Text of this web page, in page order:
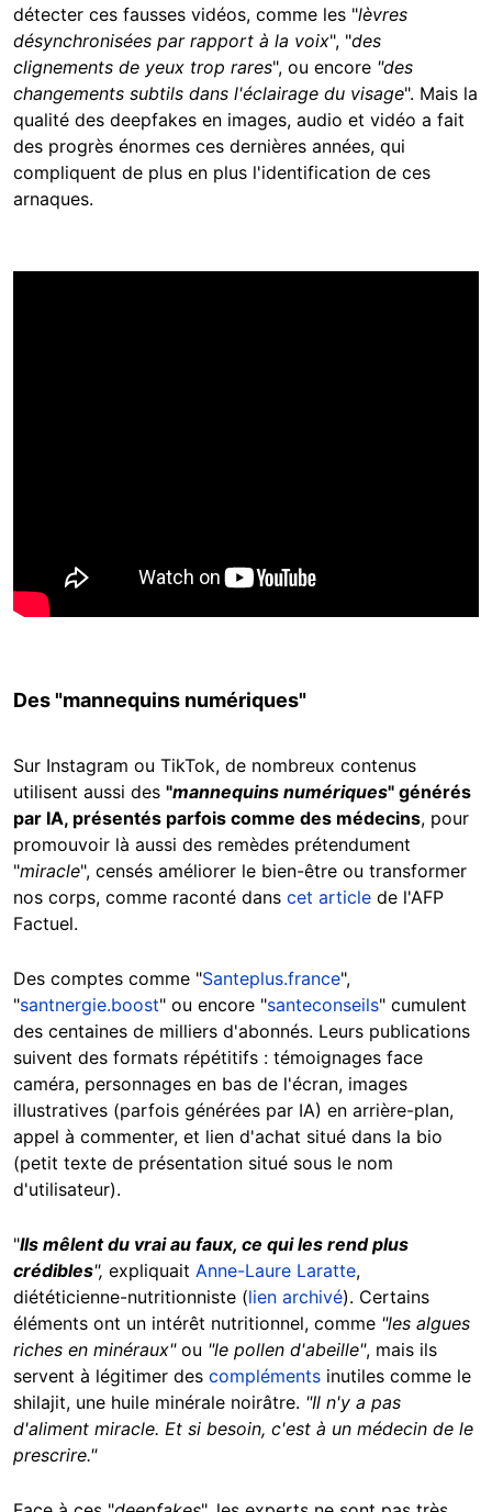
détecter ces fausses vidéos, comme les "lèvres
désynchronisées par rapport à la voix", "des
clignements de yeux trop rares", ou encore "des
changements subtils dans l'éclairage du visage". Mais la
qualité des deepfakes en images, audio et vidéo a fait
des progrès énormes ces dernières années, qui
compliquent de plus en plus l'identification de ces
arnaques.
Des "mannequins numériques"
Sur Instagram ou TikTok, de nombreux contenus
utilisent aussi des "mannequins numériques" générés
par IA, présentés parfois comme des médecins, pour
promouvoir là aussi des remèdes prétendument
"miracle", censés améliorer le bien-être ou transformer
nos corps, comme raconté dans cet article de l'AFP
Factuel.
Des comptes comme "Santeplus.france",
"santnergie.boost" ou encore "santeconseils" cumulent
des centaines de milliers d'abonnés. Leurs publications
suivent des formats répétitifs : témoignages face
caméra, personnages en bas de l'écran, images
illustratives (parfois générées par IA) en arrière-plan,
appel à commenter, et lien d'achat situé dans la bio
(petit texte de présentation situé sous le nom
d'utilisateur).
"Ils mêlent du vrai au faux, ce qui les rend plus
crédibles", expliquait Anne-Laure Laratte,
diététicienne-nutritionniste (lien archivé). Certains
éléments ont un intérêt nutritionnel, comme "les algues
riches en minéraux"ou "le pollen d'abeille", mais ils
servent à légitimer des compléments inutiles comme le
shilajit, une huile minérale noirâtre. "Il n'y a pas
d'aliment miracle. Et si besoin, c'est à un médecin de le
prescrire."